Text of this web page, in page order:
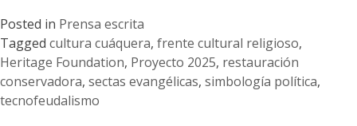
Posted in Prensa escrita
Tagged cultura cuáquera, frente cultural religioso,
Heritage Foundation, Proyecto 2025, restauración
conservadora, sectas evangélicas, simbología política,
tecnofeudalismo